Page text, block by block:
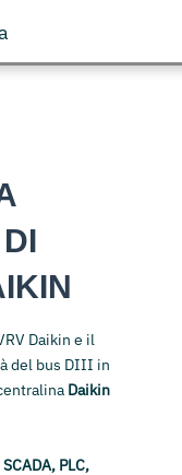
Daikin e il
del bus DIII in
Daikin
PLC,